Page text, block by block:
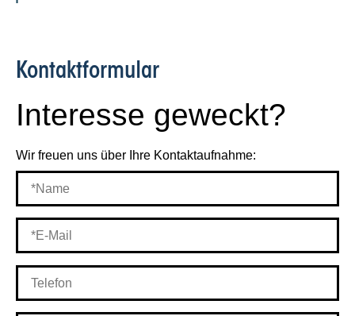
Kontakt­formular
Interesse geweckt?
Wir freuen uns über Ihre Kontaktaufnahme: